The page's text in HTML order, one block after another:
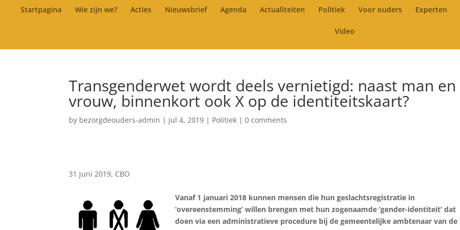
Startpagina Wie zijn we? Acties Nieuwsbrief Agenda Actualiteiten Politiek Voor ouders Experten
Video
Transgenderwet wordt deels vernietigd: naast man en
vrouw, binnenkort ook X op de identiteitskaart?
by bezorgdeouders-admin | jul 4, 2019 | Politiek |0 comments
31 juni 2019, CBO
Vanaf 1 januari 2018 kunnen mensen die hun geslachtsregistratie in
‘overeenstemming’ willen brengen met hun zogenaamde ‘gender-identiteit’ dat
doen via een administratieve procedure bij de gemeentelijke ambtenaar van de